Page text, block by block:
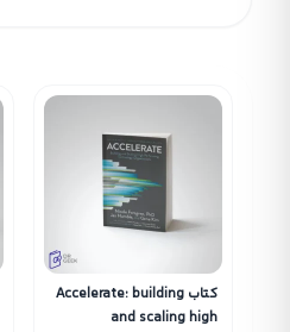
کتاب Accelerate: building
and scaling high